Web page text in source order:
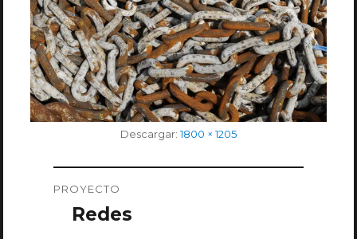
Descargar:completo
1800 × 1205
de
entradas
PROYECTO
Redes